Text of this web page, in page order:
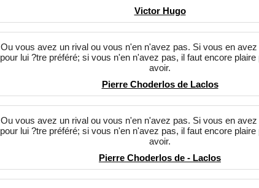
Victor Hugo
Ou vous avez un rival ou vous n'en n'avez pas. Si vous en avez
pour lui ?tre préféré; si vous n'en n'avez pas, il faut encore
avoir.
Pierre Choderlos de Laclos
Ou vous avez un rival ou vous n'en n'avez pas. Si vous en avez
pour lui ?tre préféré; si vous n'en n'avez pas, il faut encore
avoir.
Pierre Choderlos de - Laclos